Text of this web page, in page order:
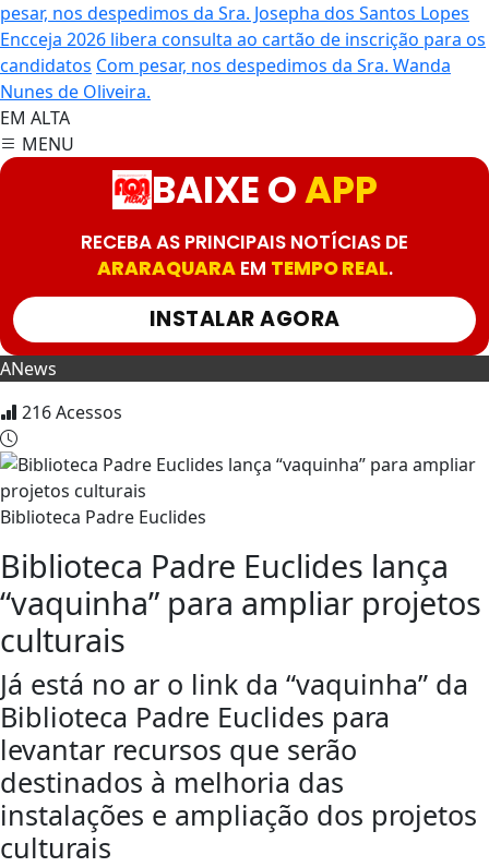
pesar, nos despedimos da Sra. Josepha dos Santos Lopes
Encceja 2026 libera consulta ao cartão de inscrição para os
candidatos Com pesar, nos despedimos da Sra. Wanda
Nunes de Oliveira.
EM ALTA
MENU
BAIXE OAPP
RECEBA AS PRINCIPAIS NOTÍCIAS DE
ARARAQUARAEM TEMPO REAL.
INSTALAR AGORA
ANews
216Acessos
Biblioteca Padre Euclides
Biblioteca Padre Euclides lança
“vaquinha” para ampliar projetos
culturais
Já está no ar o link da “vaquinha” da
Biblioteca Padre Euclides para
levantar recursos que serão
destinados à melhoria das
instalações e ampliação dos projetos
culturais